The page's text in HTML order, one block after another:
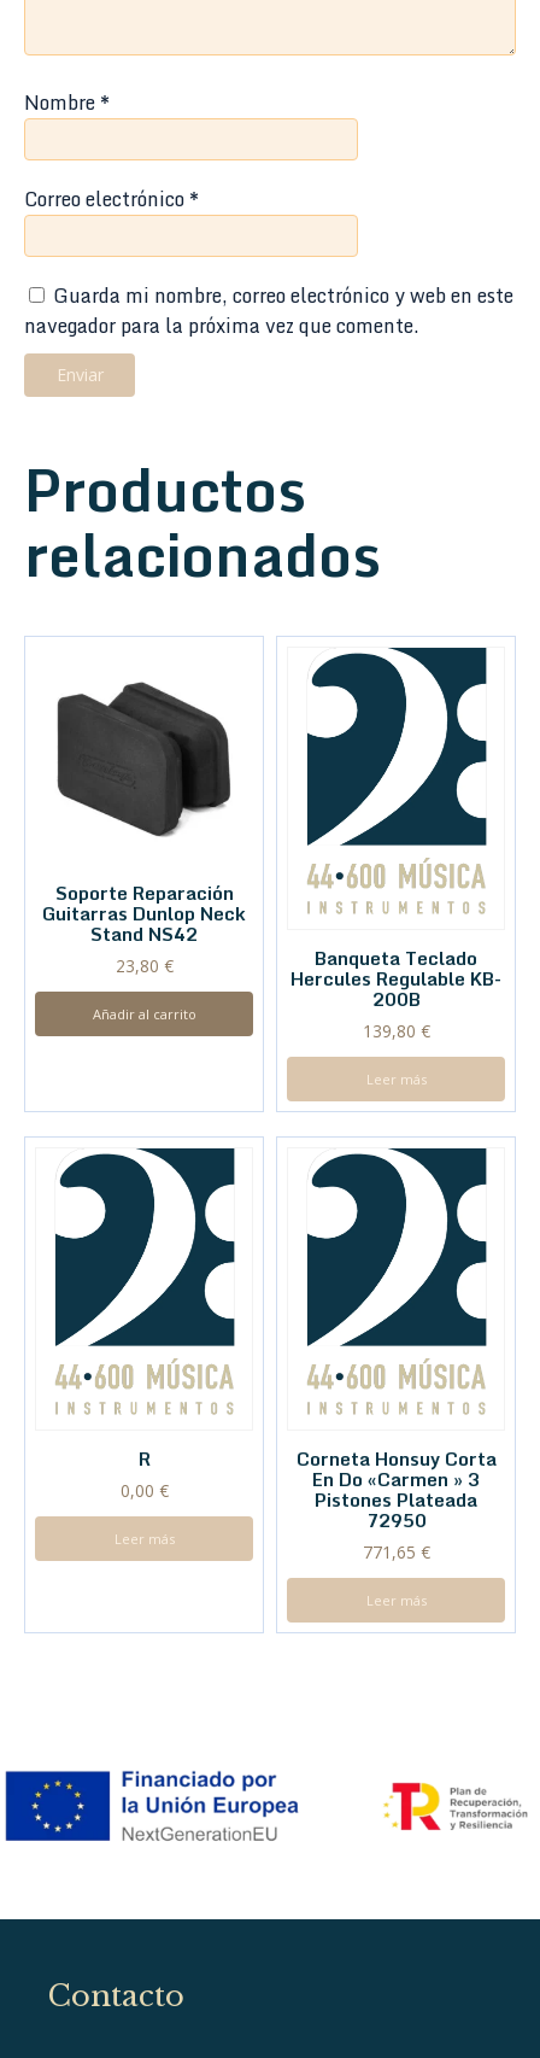
Nombre*
Correo electrónico*
Guarda mi nombre, correo electrónico y web en este
navegador para la próxima vez que comente.
Productos
relacionados
Soporte Reparación
Guitarras Dunlop Neck
Stand NS42
23,80 €
Añadir al carrito
Banqueta Teclado
Hercules Regulable KB-
200B
139,80 €
Leer más
R
0,00 €
Leer más
Corneta Honsuy Corta
En Do «Carmen » 3
Pistones Plateada
72950
771,65 €
Leer más
Contacto